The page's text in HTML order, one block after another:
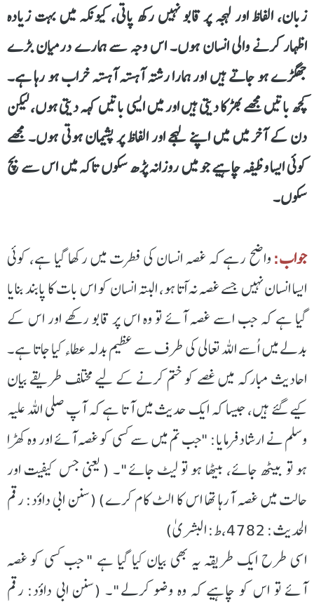
زبان، الفاظ اور لہجہ پر قابو نہیں رکھ پاتی، کیونکہ میں بہت زیادہ
اظہار کرنے والی انسان ہوں۔ اس وجہ سے ہمارے درمیان بڑے
جھگڑے ہو جاتے ہیں اور ہمارا رشتہ آہستہ آہستہ خراب ہو رہا ہے۔
کچھ باتیں مجھے بھڑکا دیتی ہیں اور میں ایسی باتیں کہہ دیتی ہوں، لیکن
دن کے آخر میں میں اپنے لہجے اور الفاظ پر پشیمان ہوتی ہوں۔ مجھے
کوئی ایسا وظیفہ چاہیے جو میں روزانہ پڑھ سکوں تاکہ میں اس سے بچ
سکوں۔
جواب:واضح رہے کہ غصہ انسان کی فطرت میں رکھا گیا ہے، کوئی
ایسا انسان نہیں جسے غصہ نہ اۤتا ہو، البتہ انسان کو اس بات کا پابند بنایا
گیا ہے کہ جب اسے غصہ آئے تو وہ اس پر قابو رکھے اور اس کے
بدلے میں اُسے اللہ تعالی کی طرف سے عظیم بدلہ عطاء کیا جاتا ہے۔
احادیث مبارکہ میں غصے کو ختم کرنے کے لیے مختلف طریقے بیان
کیے گئے ہیں، جیسا کہ ایک حدیث میں آتا ہے کہ آپ صلی اللہ علیہ
وسلم نے ارشاد فرمایا: "جب تم میں سے کسی کو غصہ آئے اور وہ کھڑا
ہو تو بیٹھ جائے، بیٹھا ہو تو لیٹ جائے"۔ ( یعنی جس کیفیت اور
حالت میں غصہ آرہا تھا اس کا الٹ کام کرے) (سنن ابی داؤد: رقم
الحدیث: 4782،ط: البشریٰ)
اسی طرح ایک طریقہ یہ بھی بیان کیا گیا ہے " جب کسی کو غصہ
آئے تو اس کو چاہیے کہ وہ وضو کرلے"۔ (سنن ابی داؤد: رقم